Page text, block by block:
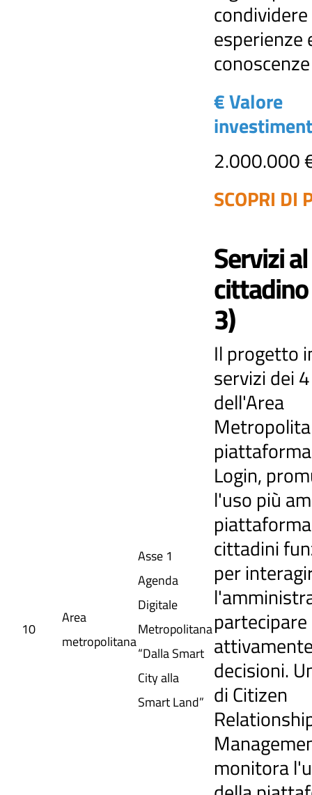
condividere
esperienze
conoscenze
€ Valore
2.000.000
SCOPRI DI
10
Area
metropolitana
Asse 1
Agenda
Digitale
Metropolitana
“Dalla Smart
City alla
Smart Land”
Servizi al
3)
Il progetto
servizi dei
dell'Area
Login,
l'uso più
cittadini
per
partecipare
decisioni.
di Citizen
monitora